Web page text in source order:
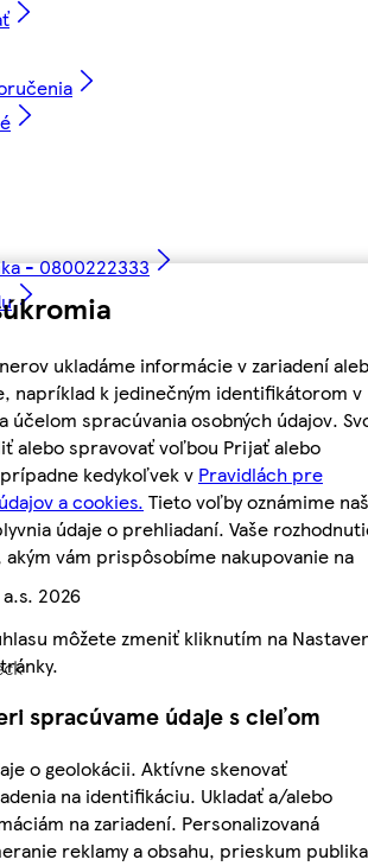
ukladáme informácie v zariadení
napríklad k jedinečným identifikátorom v
účelom spracúvania osobných údajov.
alebo spravovať voľbou Prijať alebo
kedykoľvek v Pravidlách pre
a cookies. Tieto voľby oznámime
údaje o prehliadaní. Vaše
akým vám prispôsobíme nakupovanie na
môžete zmeniť kliknutím na
spracúvame údaje s cieľom
o geolokácii. Aktívne skenovať
na identifikáciu. Ukladať a/alebo
na zariadení. Personalizovaná
reklamy a obsahu, prieskum
- 0800222333
2026